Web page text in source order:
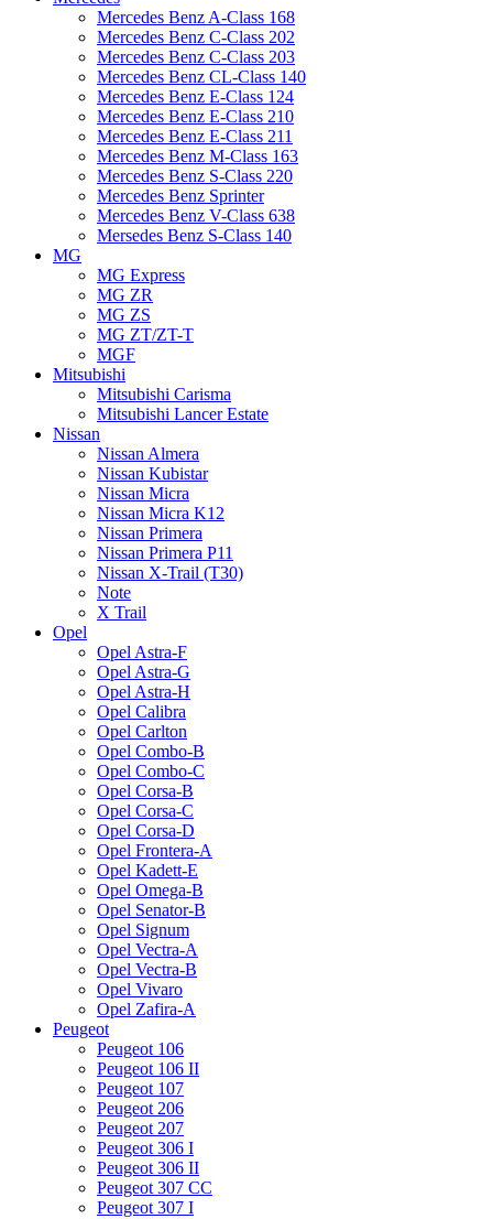
Mercedes Benz A-Class 168
Mercedes Benz C-Class 202
Mercedes Benz C-Class 203
Mercedes Benz CL-Class 140
Mercedes Benz E-Class 124
Mercedes Benz E-Class 210
Mercedes Benz E-Class 211
Mercedes Benz M-Class 163
Mercedes Benz S-Class 220
Mercedes Benz Sprinter
Mercedes Benz V-Class 638
Mersedes Benz S-Class 140
MG
MG Express
MG ZR
MG ZS
MG ZT/ZT-T
MGF
Mitsubishi
Mitsubishi Carisma
Mitsubishi Lancer Estate
Nissan
Nissan Almera
Nissan Kubistar
Nissan Micra
Nissan Micra K12
Nissan Primera
Nissan Primera P11
Nissan X-Trail (T30)
Note
X Trail
Opel
Opel Astra-F
Opel Astra-G
Opel Astra-H
Opel Calibra
Opel Carlton
Opel Combo-B
Opel Combo-C
Opel Corsa-B
Opel Corsa-C
Opel Corsa-D
Opel Frontera-A
Opel Kadett-E
Opel Omega-B
Opel Senator-B
Opel Signum
Opel Vectra-A
Opel Vectra-B
Opel Vivaro
Opel Zafira-A
Peugeot
Peugeot 106
Peugeot 106 II
Peugeot 107
Peugeot 206
Peugeot 207
Peugeot 306 I
Peugeot 306 II
Peugeot 307 CC
Peugeot 307 I